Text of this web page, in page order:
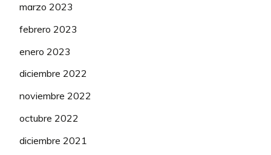
marzo 2023
febrero 2023
enero 2023
diciembre 2022
noviembre 2022
octubre 2022
diciembre 2021